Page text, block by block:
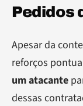
Pedidos
Apesar da
reforços
um atacante
dessas